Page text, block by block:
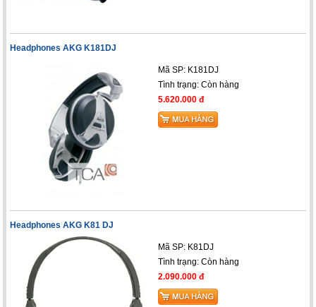
Headphones AKG K181DJ
Mã SP: K181DJ
Tình trạng: Còn hàng
5.620.000 đ
Headphones AKG K81 DJ
Mã SP: K81DJ
Tình trạng: Còn hàng
2.090.000 đ